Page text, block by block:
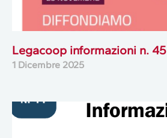
Legacoop informazioni n. 45
1 Dicembre 2025